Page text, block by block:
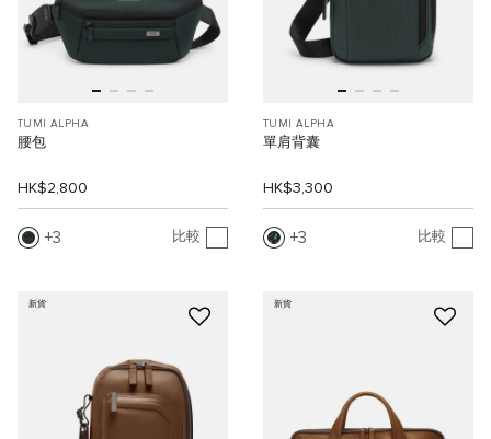
TUMI ALPHA
腰包
HK$2,800
3 比較
TUMI ALPHA
單肩背囊
HK$3,300
3 比較
新貨 新貨